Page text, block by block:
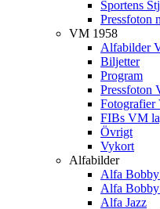
Sportens
Pressfoton
VM 1958
Alfabilder
Biljetter
Program
Pressfoton
FIBs VM
Övrigt
Vykort
Alfabilder
Alfa Bobby
Alfa
Alfa Jazz